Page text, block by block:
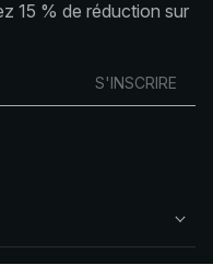
15 % de réduction sur
S'INSCRIRE